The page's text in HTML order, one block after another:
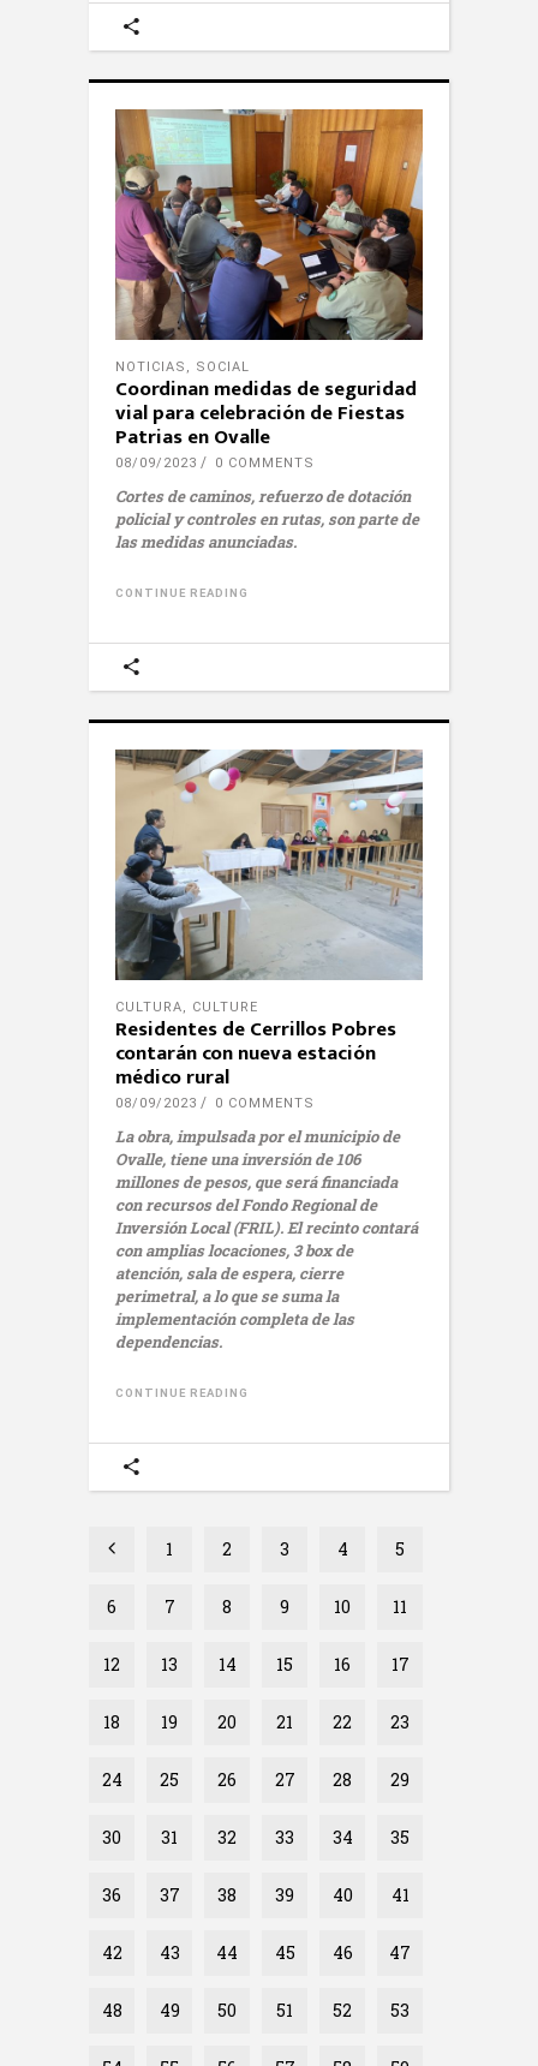
NOTICIAS , SOCIAL
Coordinan medidas de seguridad
vial para celebración de Fiestas
Patrias en Ovalle
08/09/2023 0 COMMENTS
Cortes de caminos, refuerzo de dotación
policial y controles en rutas, son parte de
las medidas anunciadas.
CONTINUE READING
CULTURA, CULTURE
Residentes de Cerrillos Pobres
contarán con nueva estación
médico rural
08/09/2023 0 COMMENTS
La obra, impulsada por el municipio de
Ovalle, tiene una inversión de 106
millones de pesos, que será financiada
con recursos del Fondo Regional de
Inversión Local (FRIL). El recinto contará
con amplias locaciones, 3 box de
atención, sala de espera, cierre
perimetral, a lo que se suma la
implementación completa de las
dependencias.
CONTINUE READING
1 2 3 4 5
6 7 8 9 10 11
12 13 14 15 16 17
18 19 20 21 22 23
24 25 26 27 28 29
30 31 32 33 34 35
36 37 38 39 40 41
42 43 44 45 46 47
48 49 50 51 52 53